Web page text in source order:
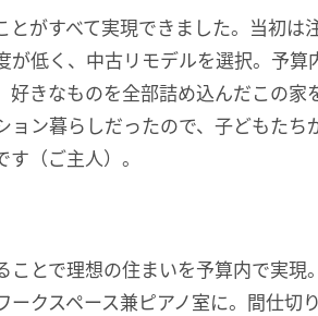
とがすべて実現できました。当初は
が低く、中古リモデルを選択。予算
好きなものを全部詰め込んだこの家
ョン暮らしだったので、子どもた
（ご主人）。
ことで理想の住まいを予算内で実現
ークスペース兼ピアノ室に。間仕切